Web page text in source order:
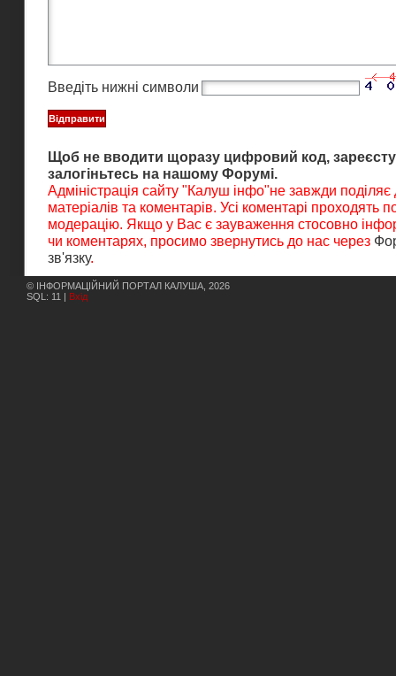
Введіть нижні символи
Щоб не вводити щоразу цифровий код,
залогіньтесь на нашому Форумі.
Адміністрація сайту "Калуш інфо"не завжди поділяє
матеріалів та коментарів. Усі коментарі проходять
модерацію. Якщо у Вас є зауваження стосовно
чи коментарях, просимо звернутись до нас через
зв'язку.
© ІНФОРМАЦІЙНИЙ ПОРТАЛ КАЛУША, 2026
SQL: 11 |
Вхід